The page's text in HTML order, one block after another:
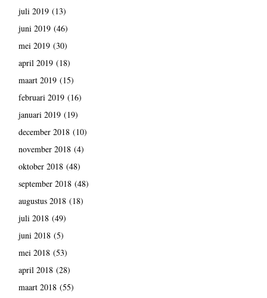
juli 2019(13)
juni 2019(46)
mei 2019(30)
april 2019(18)
maart 2019(15)
februari 2019(16)
januari 2019(19)
december 2018(10)
november 2018(4)
oktober 2018(48)
september 2018(48)
augustus 2018(18)
juli 2018(49)
juni 2018(5)
mei 2018(53)
april 2018(28)
maart 2018(55)